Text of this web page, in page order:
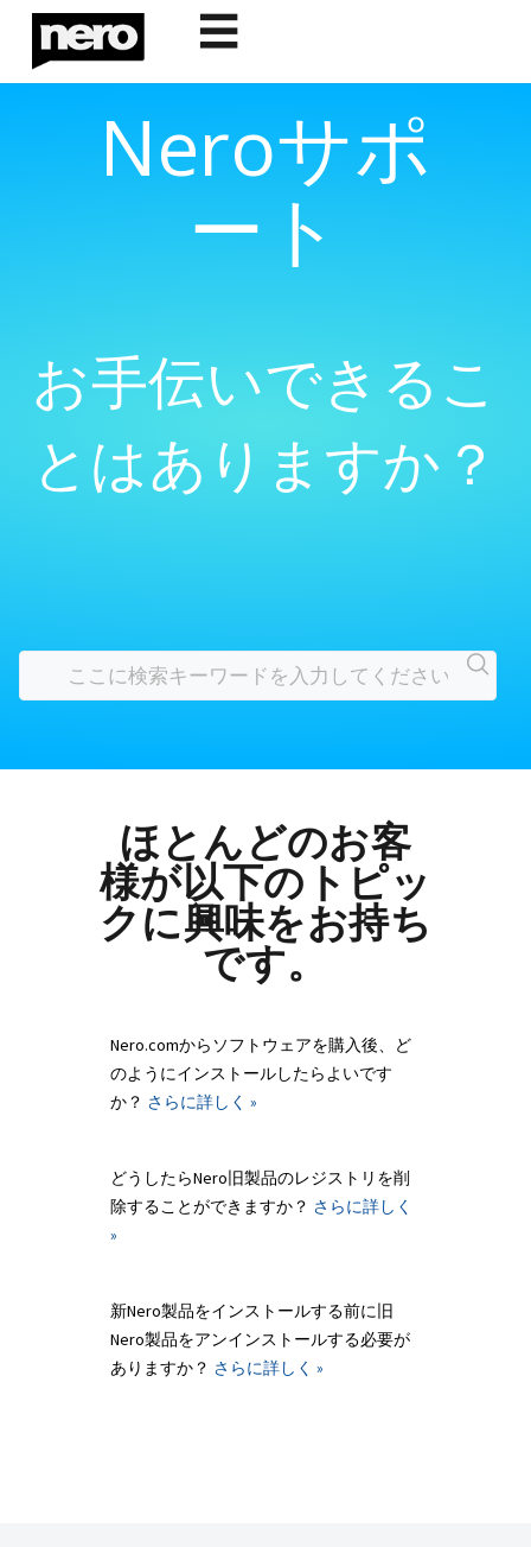
☰
Neroサポ
ート
お手伝いできるこ
とはありますか？
ほとんどのお客
様が以下のトピッ
クに興味をお持ち
です。
Nero.comからソフトウェアを購入後、ど
のようにインストールしたらよいです
か？ さらに詳しく »
どうしたらNero旧製品のレジストリを削
除することができますか？ さらに詳しく
»
新Nero製品をインストールする前に旧
Nero製品をアンインストールする必要が
ありますか？ さらに詳しく »